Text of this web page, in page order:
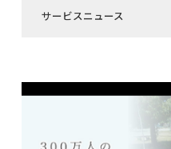
サービスニュース